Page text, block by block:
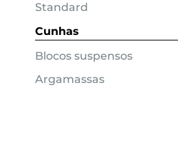
Standard
Cunhas
Blocos suspensos
Argamassas